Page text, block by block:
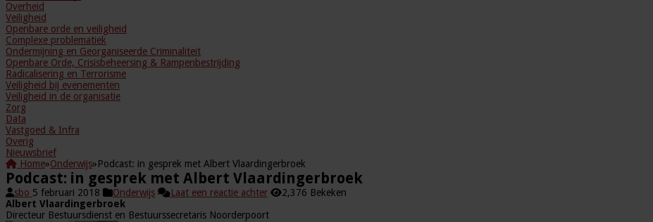
Overheid
Veiligheid
Openbare orde en veiligheid
Complexe problematiek
Ondermijning en Georganiseerde Criminaliteit
Openbare Orde, Crisisbeheersing & Rampenbestrijding
Radicalisering en Terrorisme
Veiligheid bij evenementen
Veiligheid in de organisatie
Zorg
Data
Vastgoed & Infra
Overig
Nieuwsbrief
Home»Onderwijs»Podcast: in gesprek met Albert Vlaardingerbroek
Podcast: in gesprek met Albert Vlaardingerbroek
sbo 5 februari 2018 Onderwijs Laat een reactie achter
2,376 Bekeken
Albert Vlaardingerbroek
Directeur Bestuursdienst en Bestuurssecretaris Noorderpoort